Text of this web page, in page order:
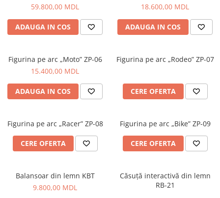
59.800,00 MDL
ADAUGA IN COS
18.600,00 MDL
ADAUGA IN COS
Figurina pe arc „Moto” ZP-06
15.400,00 MDL
ADAUGA IN COS
Figurina pe arc „Rodeo” ZP-07
CERE OFERTA
Figurina pe arc „Racer” ZP-08
CERE OFERTA
Figurina pe arc „Bike” ZP-09
CERE OFERTA
Balansoar din lemn KBT
9.800,00 MDL
Căsuță interactivă din lemn
RB-21